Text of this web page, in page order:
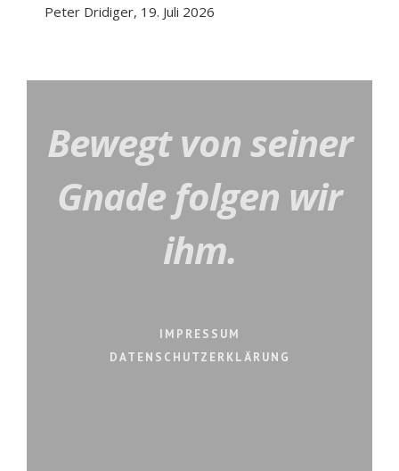
Peter Dridiger, 19. Juli 2026
Bewegt von seiner
Gnade folgen wir
ihm.
IMPRESSUM
DATENSCHUTZERKLÄRUNG